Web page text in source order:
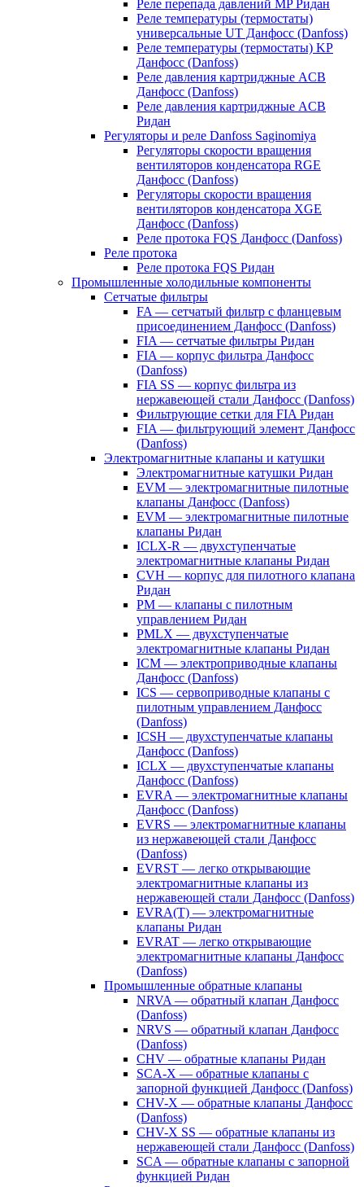
Реле перепада давлений MP Ридан
Реле температуры (термостаты)
универсальные UT Данфосс (Danfoss)
Реле температуры (термостаты) KP
Данфосс (Danfoss)
Реле давления картриджные ACB
Данфосс (Danfoss)
Реле давления картриджные ACB
Ридан
Регуляторы и реле Danfoss Saginomiya
Регуляторы скорости вращения
вентиляторов конденсатора RGE
Данфосс (Danfoss)
Регуляторы скорости вращения
вентиляторов конденсатора XGE
Данфосс (Danfoss)
Реле протока FQS Данфосс (Danfoss)
Реле протока
Реле протока FQS Ридан
Промышленные холодильные компоненты
Сетчатые фильтры
FA — сетчатый фильтр с фланцевым
присоединением Данфосс (Danfoss)
FIA — сетчатые фильтры Ридан
FIA — корпус фильтра Данфосс
(Danfoss)
FIA SS — корпус фильтра из
нержавеющей стали Данфосс (Danfoss)
Фильтрующие сетки для FIA Ридан
FIA — фильтрующий элемент Данфосс
(Danfoss)
Электромагнитные клапаны и катушки
Электромагнитные катушки Ридан
EVM — электромагнитные пилотные
клапаны Данфосс (Danfoss)
EVM — электромагнитные пилотные
клапаны Ридан
ICLX-R — двухступенчатые
электромагнитные клапаны Ридан
CVH — корпус для пилотного клапана
Ридан
PM — клапаны с пилотным
управлением Ридан
PMLX — двухступенчатые
электромагнитные клапаны Ридан
ICM — электроприводные клапаны
Данфосс (Danfoss)
ICS — сервоприводные клапаны с
пилотным управлением Данфосс
(Danfoss)
ICSH — двухступенчатые клапаны
Данфосс (Danfoss)
ICLX — двухступенчатые клапаны
Данфосс (Danfoss)
EVRA — электромагнитные клапаны
Данфосс (Danfoss)
EVRS — электромагнитные клапаны
из нержавеющей стали Данфосс
(Danfoss)
EVRST — легко открывающие
электромагнитные клапаны из
нержавеющей стали Данфосс (Danfoss)
EVRA(T) — электромагнитные
клапаны Ридан
EVRAT — легко открывающие
электромагнитные клапаны Данфосс
(Danfoss)
Промышленные обратные клапаны
NRVA — обратный клапан Данфосс
(Danfoss)
NRVS — обратный клапан Данфосс
(Danfoss)
CHV — обратные клапаны Ридан
SCA-X — обратные клапаны с
запорной функцией Данфосс (Danfoss)
CHV-X — обратные клапаны Данфосс
(Danfoss)
CHV-X SS — обратные клапаны из
нержавеющей стали Данфосс (Danfoss)
SCA — обратные клапаны с запорной
функцией Ридан